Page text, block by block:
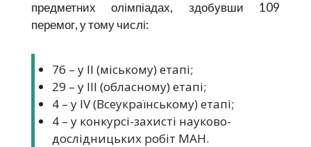
предметних олімпіадах, здобувши 109
перемог, у тому числі:
76 – у ІІ (міському) етапі;
29 – у ІІІ (обласному) етапі;
4 – у IV (Всеукраїнському) етапі;
4 – у конкурсі-захисті науково-
дослідницьких робіт МАН.